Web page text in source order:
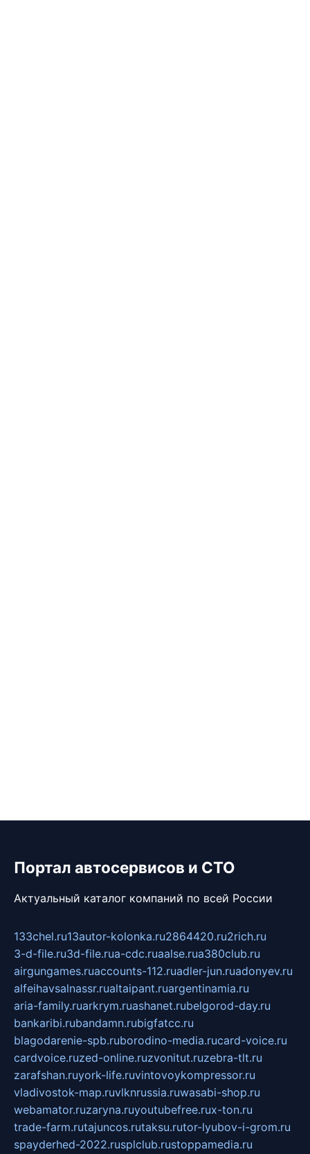
Портал автосервисов и СТО
Актуальный каталог компаний по всей России
133chel.ru13autor-kolonka.ru2864420.ru2rich.ru
3-d-file.ru3d-file.rua-cdc.ruaalse.rua380club.ru
airgungames.ruaccounts-112.ruadler-jun.ruadonyev.ru
alfeihavsalnassr.rualtaipant.ruargentinamia.ru
aria-family.ruarkrym.ruashanet.rubelgorod-day.ru
bankaribi.rubandamn.rubigfatcc.ru
blagodarenie-spb.ruborodino-media.rucard-voice.ru
cardvoice.ruzed-online.ruzvonitut.ruzebra-tlt.ru
zarafshan.ruyork-life.ruvintovoykompressor.ru
vladivostok-map.ruvlknrussia.ruwasabi-shop.ru
webamator.ruzaryna.ruyoutubefree.rux-ton.ru
trade-farm.rutajuncos.rutaksu.rutor-lyubov-i-grom.ru
spayderhed-2022.rusplclub.rustoppamedia.ru